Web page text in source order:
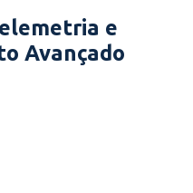
e
Avançado